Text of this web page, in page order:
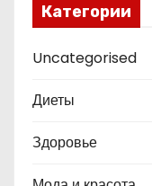
Категории
Uncategorised
Диеты
Здоровье